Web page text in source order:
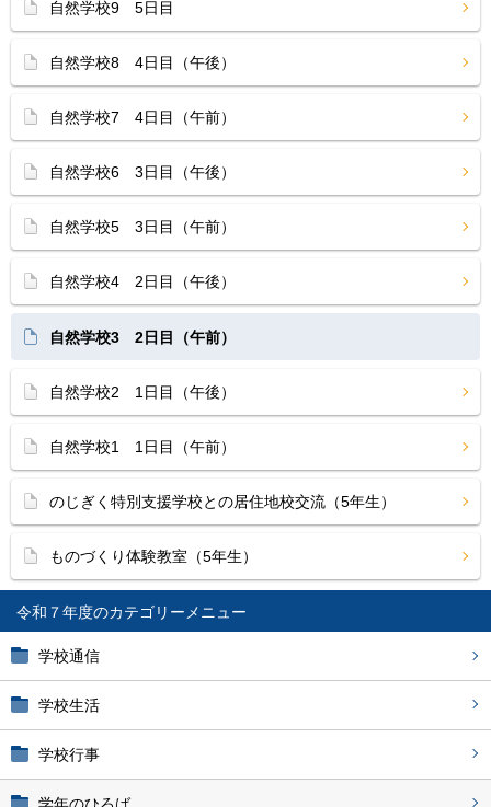
令和７年度
学校通信
学校生活
学校行事
自然学校9 5日目
自然学校8 4日目（午後）
自然学校7 4日目（午前）
自然学校6 3日目（午後）
自然学校5 3日目（午前）
自然学校4 2日目（午後）
自然学校3 2日目（午前）
自然学校2 1日目（午後）
自然学校1 1日目（午前）
のじぎく特別支援学校との居住地校交流（5年生）
ものづくり体験教室（5年生）